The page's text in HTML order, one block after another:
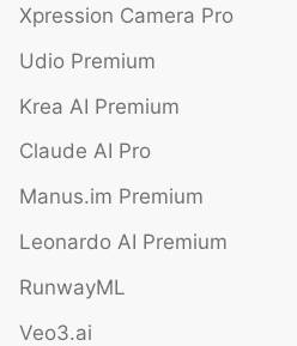
Xpression Camera Pro
Udio Premium
Krea AI Premium
Claude AI Pro
Manus.im Premium
Leonardo AI Premium
RunwayML
Veo3.ai